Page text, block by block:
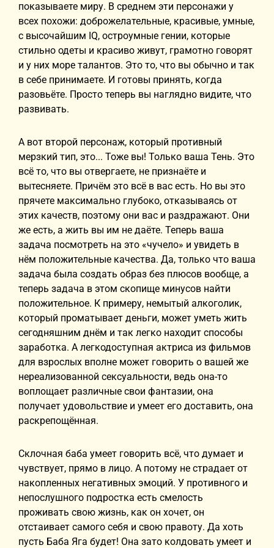
показываете миру. В среднем эти персонажи у
всех похожи: доброжелательные, красивые, умные,
с высочайшим IQ, остроумные гении, которые
стильно одеты и красиво живут, грамотно говорят
и у них море талантов. Это то, что вы обычно и так
в себе принимаете. И готовы принять, когда
разовьёте. Просто теперь вы наглядно видите, что
развивать.
А вот второй персонаж, который противный
мерзкий тип, это... Тоже вы! Только ваша Тень. Это
всё то, что вы отвергаете, не признаёте и
вытесняете. Причём это всё в вас есть. Но вы это
прячете максимально глубоко, отказываясь от
этих качеств, поэтому они вас и раздражают. Они
же есть, а жить вы им не даёте. Теперь ваша
задача посмотреть на это «чучело» и увидеть в
нём положительные качества. Да, только что ваша
задача была создать образ без плюсов вообще, а
теперь задача в этом скопище минусов найти
положительное. К примеру, немытый алкоголик,
который проматывает деньги, может уметь жить
сегодняшним днём и так легко находит способы
заработка. А легкодоступная актриса из фильмов
для взрослых вполне может говорить о вашей же
нереализованной сексуальности, ведь она-то
воплощает различные свои фантазии, она
получает удовольствие и умеет его доставить, она
раскрепощённая.
Склочная баба умеет говорить всё, что думает и
чувствует, прямо в лицо. А потому не страдает от
накопленных негативных эмоций. У противного и
непослушного подростка есть смелость
проживать свою жизнь, как он хочет, он
отстаивает самого себя и свою правоту. Да хоть
пусть Баба Яга будет! Она зато колдовать умеет и